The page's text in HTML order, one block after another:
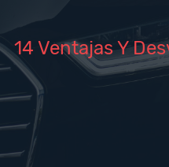
14 Ventajas Y